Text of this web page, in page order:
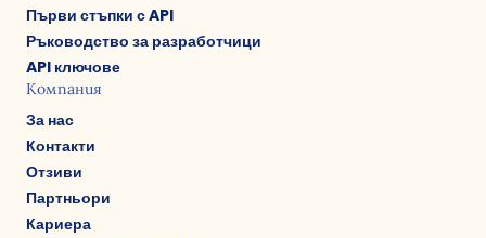
Първи стъпки с API
Ръководство за разработчици
API ключове
Компания
За нас
Контакти
Отзиви
Партньори
Кариера